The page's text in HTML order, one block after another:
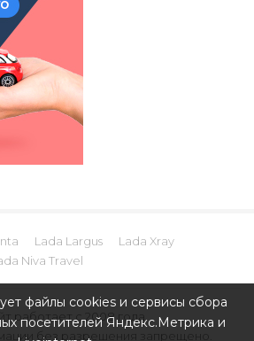
Lada Largus
Lada Xray
Niva Travel
работает с 2008 года.
без разрешения запрещено.
файлы cookies и сервисы сбора
посетителей Яндекс.Метрика и